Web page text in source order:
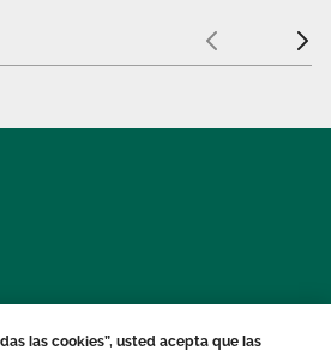
Anterior
las cookies”, usted acepta que las